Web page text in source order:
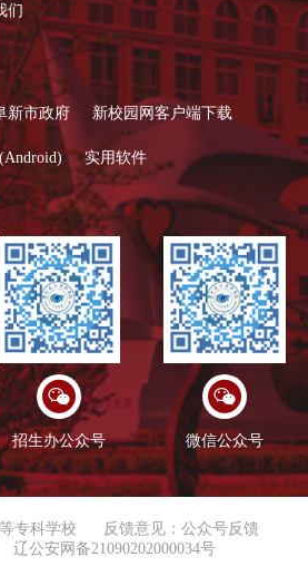
们
新市政府 新校园网客户端下载
实用软件
招生办公众号 微信公众号
专科学校
反馈意见：公众号反馈
辽公安网备21090202000034号